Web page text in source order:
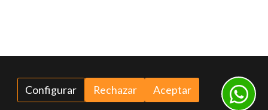
Configurar Rechazar Aceptar